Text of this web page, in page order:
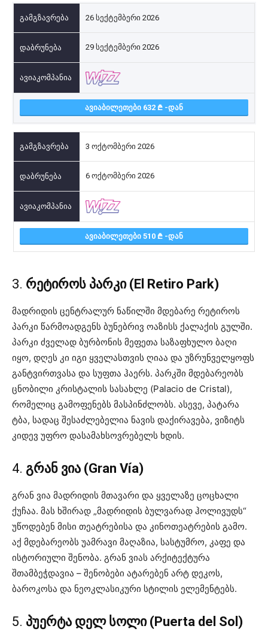
26 სექტემბერი 2026
29 სექტემბერი 2026
ᲐᲕᲘᲐᲑᲘᲚᲔᲗᲔᲑᲘ 632 -ᲓᲐᲜ
3 ოქტომბერი 2026
6 ოქტომბერი 2026
ᲐᲕᲘᲐᲑᲘᲚᲔᲗᲔᲑᲘ 510 -ᲓᲐᲜ
3. რეტიროს პარკი (El Retiro Park)
მადრიდის ცენტრალურ ნაწილში მდებარე რეტიროს
პარკი წარმოადგენს ბუნებრივ ოაზისს ქალაქის გულში.
პარკი ძველად ბურბონის მეფეთა საზაფხულო ბაღი
იყო, დღეს კი იგი ყველასთვის ღიაა და უზრუნველყოფს
განტვირთვასა და სუფთა ჰაერს. პარკში მდებარეობს
ცნობილი კრისტალის სასახლე (Palacio de Cristal),
რომელიც გამოფენებს მასპინძლობს. ასევე, პატარა
ტბა, სადაც შესაძლებელია ნავის დაქირავება, ვიზიტს
კიდევ უფრო დასამახსოვრებელს ხდის.
4. გრან ვია (Gran Vía)
გრან ვია მადრიდის მთავარი და ყველაზე ცოცხალი
ქუჩაა. მას ხშირად „მადრიდის ბულვარად ჰოლივუდს“
უწოდებენ მისი თეატრებისა და კინოთეატრების გამო.
აქ მდებარეობს უამრავი მაღაზია, სასტუმრო, კაფე და
ისტორიული შენობა. გრან ვიას არქიტექტურა
შთამბეჭდავია – შენობები ატარებენ არტ დეკოს,
ბაროკოსა და ნეოკლასიკური სტილის ელემენტებს.
5. პუერტა დელ სოლი (Puerta del Sol)